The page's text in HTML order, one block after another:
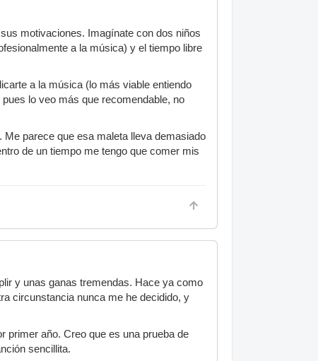
motivaciones. Imagínate con dos niños
a la música) y el tiempo libre
a la música (lo más viable entiendo
lo veo más que recomendable, no
parece que esa maleta lleva demasiado
de un tiempo me tengo que comer mis
y unas ganas tremendas. Hace ya como
circunstancia nunca me he decidido, y
primer año. Creo que es una prueba de
sencillita.